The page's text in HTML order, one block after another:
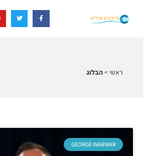
ראשי >הבלוג
GEORGE WARWAR